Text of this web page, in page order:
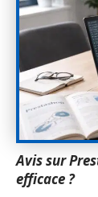
Avis sur
efficace ?